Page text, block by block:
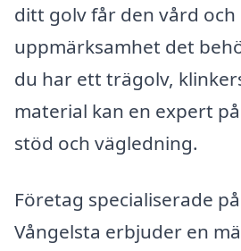
ditt golv får den vård och
uppmärksamhet det
du har ett trägolv,
material kan en expert
stöd och vägledning.
Företag specialiserade
Vångelsta erbjuder en